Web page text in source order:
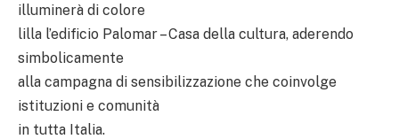
illuminerà di colore
lilla l’edificio Palomar – Casa della cultura, aderendo
simbolicamente
alla campagna di sensibilizzazione che coinvolge
istituzioni e comunità
in tutta Italia.